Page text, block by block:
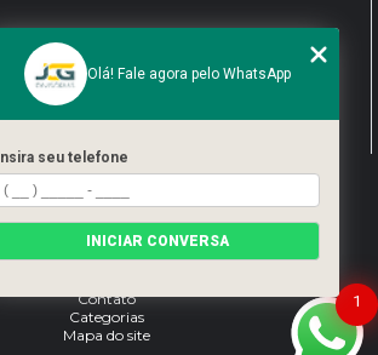
CONTATO
(11) 95462-8630
bene@jcgdivisorias.com
Home
Sobre Nós
Serviços
Contato
Categorias
Mapa do site
1
Olá! Fale agora pelo WhatsApp
Insira seu telefone
INICIAR CONVERSA